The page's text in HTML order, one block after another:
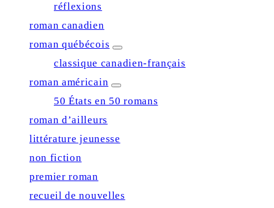
réflexions
roman canadien
roman québécois
expand
child
menu
classique canadien-français
roman américain
expand
child
menu
50 États en 50 romans
roman d’ailleurs
littérature jeunesse
non fiction
premier roman
recueil de nouvelles